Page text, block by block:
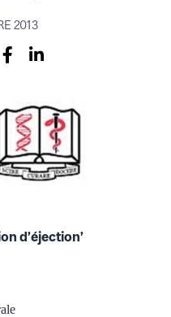
2013
d’éjection’